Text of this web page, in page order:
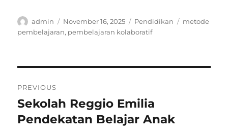
Author
admin
Posted
on
November 16, 2025 Categories
Pendidikan Tags
metode
pembelajaran, pembelajaran kolaboratif
pos
PREVIOUS
Previous
post:
Sekolah Reggio Emilia
Pendekatan Belajar Anak